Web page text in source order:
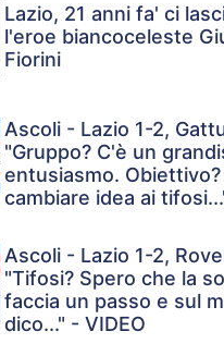
Lazio, 21 anni fa' ci
l'eroe biancoceleste
Fiorini
Ascoli - Lazio 1-2,
"Gruppo? C'è un
entusiasmo. Obiettivo?
cambiare idea ai
Ascoli - Lazio 1-2,
"Tifosi? Spero che la
faccia un passo e sul
dico..." - VIDEO